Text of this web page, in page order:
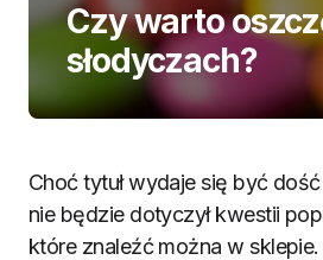
Czy warto
słodyczach?
Choć tytuł wydaje się być
nie będzie dotyczył kwestii
które znaleźć można w